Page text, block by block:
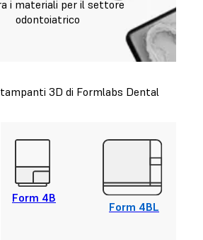
i materiali per il settore
odontoiatrico
3D di Formlabs Dental
Form 4B
Form 4BL